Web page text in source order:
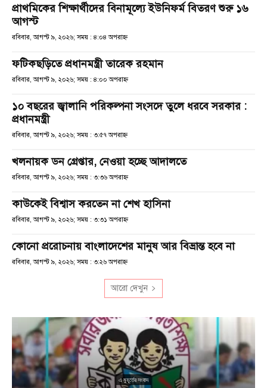
প্রাথমিকের শিক্ষার্থীদের বিনামূল্যে ইউনিফর্ম বিতরণ শুরু ১৬
আগস্ট
রবিবার, আগস্ট ৯, ২০২৬; সময় : ৪:০৪ অপরাহ্ণ
ফটিকছড়িতে প্রধানমন্ত্রী তারেক রহমান
রবিবার, আগস্ট ৯, ২০২৬; সময় : ৪:০০ অপরাহ্ণ
১০ বছরের জ্বালানি পরিকল্পনা সংসদে তুলে ধরবে সরকার :
প্রধানমন্ত্রী
রবিবার, আগস্ট ৯, ২০২৬; সময় : ৩:৫৭ অপরাহ্ণ
খলনায়ক ডন গ্রেপ্তার, নেওয়া হচ্ছে আদালতে
রবিবার, আগস্ট ৯, ২০২৬; সময় : ৩:৩৬ অপরাহ্ণ
কাউকেই বিশ্বাস করতেন না শেখ হাসিনা
রবিবার, আগস্ট ৯, ২০২৬; সময় : ৩:৩১ অপরাহ্ণ
কোনো প্ররোচনায় বাংলাদেশের মানুষ আর বিভ্রান্ত হবে না
রবিবার, আগস্ট ৯, ২০২৬; সময় : ৩:২৬ অপরাহ্ণ
আরো দেখুন
এ মুহূর্তের সংবাদ